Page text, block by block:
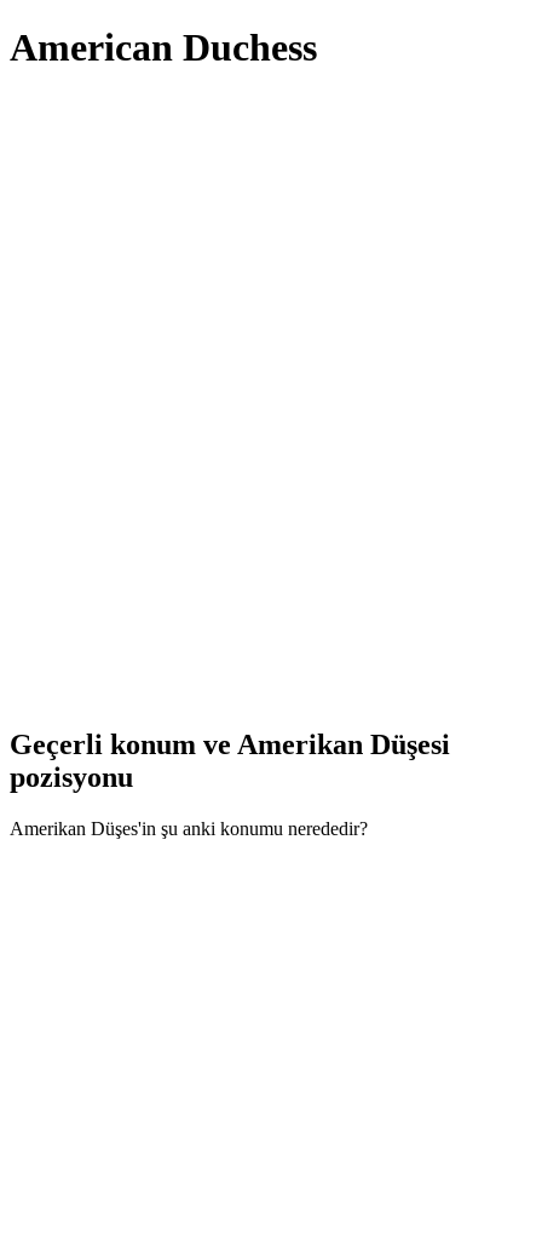
American Duchess
Geçerli konum ve Amerikan Düşesi
pozisyonu
Amerikan Düşes'in şu anki konumu nerededir?